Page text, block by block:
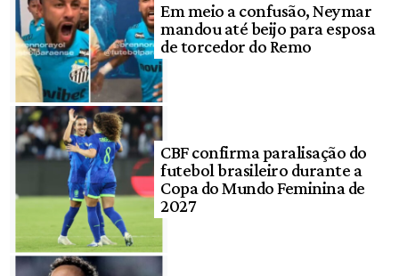
Em meio a confusão, Neymar
mandou até beijo para esposa
de torcedor do Remo
CBF confirma paralisação do
futebol brasileiro durante a
Copa do Mundo Feminina de
2027